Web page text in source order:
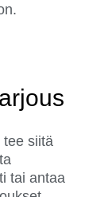
siitä
tai antaa